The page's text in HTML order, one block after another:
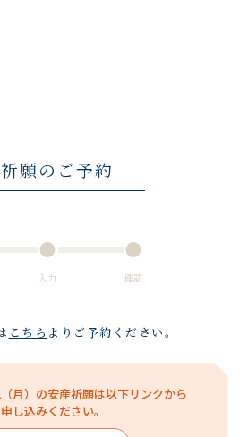
願のご予約
入力 確認
こちら よりご予約ください。
月）の安産祈願は以下リンクから
し込みください。